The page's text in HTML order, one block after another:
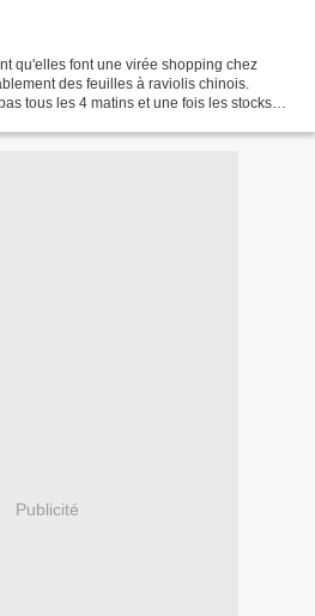
qu'elles font une virée shopping chez
des feuilles à raviolis chinois.
tous les 4 matins et une fois les stocks
Publicité